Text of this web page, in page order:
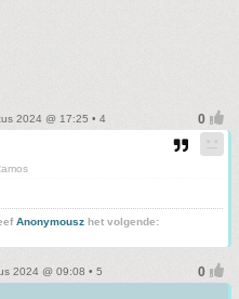
2024 @ 17:25 • 4
Anonymousz het volgende:
2024 @ 09:08 • 5